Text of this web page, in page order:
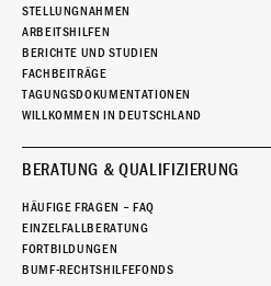
STELLUNGNAHMEN
ARBEITSHILFEN
BERICHTE UND STUDIEN
FACHBEITRÄGE
TAGUNGSDOKUMENTATIONEN
WILLKOMMEN IN DEUTSCHLAND
BERATUNG & QUALIFIZIERUNG
HÄUFIGE FRAGEN – FAQ
EINZELFALLBERATUNG
FORTBILDUNGEN
BUMF-RECHTSHILFEFONDS